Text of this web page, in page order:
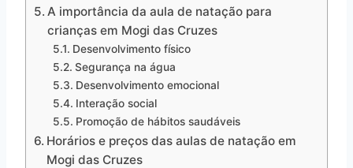
A importância da aula de natação para
crianças em Mogi das Cruzes
Desenvolvimento físico
Segurança na água
Desenvolvimento emocional
Interação social
Promoção de hábitos saudáveis
Horários e preços das aulas de natação em
Mogi das Cruzes